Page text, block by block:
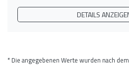
DETAILS
* Die angegebenen Werte wurden nach